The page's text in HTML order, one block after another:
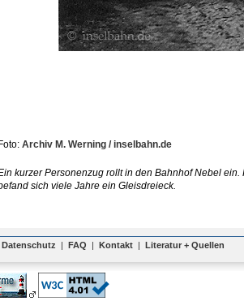
Foto: Archiv M. Werning / inselbahn.de
kurzer Personenzug rollt in den Bahnhof Nebel
sich viele Jahre ein Gleisdreieck.
| FAQ | Kontakt | Literatur + Quellen